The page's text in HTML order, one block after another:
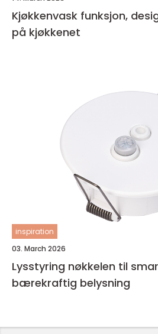
Kjøkkenvask funksjon, design og smarte valg
på kjøkkenet
inspiration
03. March 2026
Lysstyring nøkkelen til smartere og mer
bærekraftig belysning